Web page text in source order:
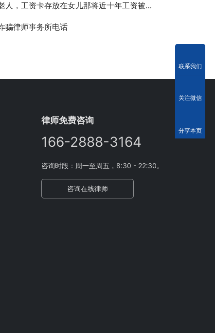
资卡存放在女儿那将近十年工资被用只剩15元，这是侵占罪吗
骗律师事务所电话
律师免费咨询
166-2888-3164
咨询时段：周一至周五，8:30 - 22:30。
咨询在线律师
联系我们
关注微信
分享本页